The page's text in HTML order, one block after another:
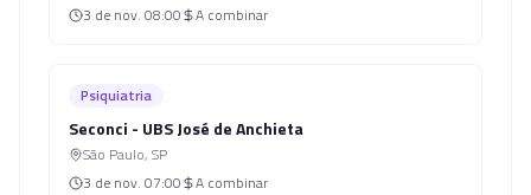
3 de nov. 08:00 A combinar
Psiquiatria
Seconci - UBS José de Anchieta
São Paulo, SP
3 de nov. 07:00 A combinar